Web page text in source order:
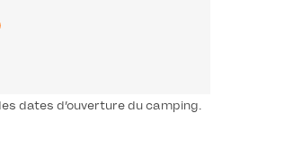
dates d’ouverture du camping.